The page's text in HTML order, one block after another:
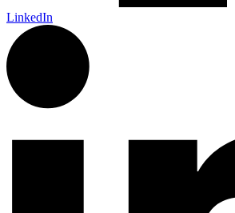
LinkedIn